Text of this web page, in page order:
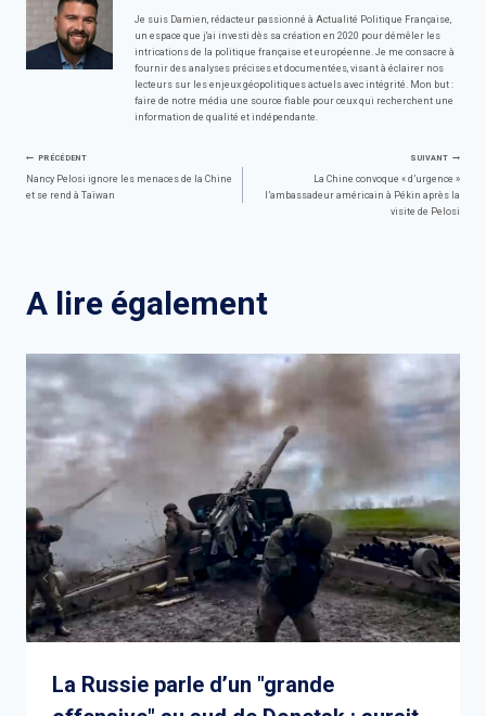
Je suis Damien, rédacteur passionné à Actualité Politique Française,
un espace que j'ai investi dès sa création en 2020 pour démêler les
intrications de la politique française et européenne. Je me consacre à
fournir des analyses précises et documentées, visant à éclairer nos
lecteurs sur les enjeux géopolitiques actuels avec intégrité. Mon but :
faire de notre média une source fiable pour ceux qui recherchent une
information de qualité et indépendante.
Navigation
PRÉCÉDENT
Nancy Pelosi ignore les menaces de la Chine
et se rend à Taïwan
SUIVANT
La Chine convoque « d’urgence »
l’ambassadeur américain à Pékin après la
visite de Pelosi
A lire également
La Russie parle d’un "grande